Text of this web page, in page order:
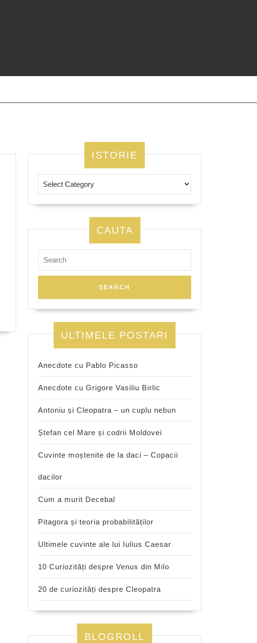
pasarea
ISTORIE
CAUTA
for:
ULTIMELE POSTARI
Anecdote cu Pablo Picasso
Anecdote cu Grigore Vasiliu Birlic
Antoniu și Cleopatra – un cuplu nebun
Ștefan cel Mare și codrii Moldovei
Cuvinte moștenite de la daci – Copacii
dacilor
Cum a murit Decebal
Pitagora și teoria probabilităților
Ultimele cuvinte ale lui Iulius Caesar
10 Curiozități despre Venus din Milo
20 de curiozități despre Cleopatra
BLOGROLL